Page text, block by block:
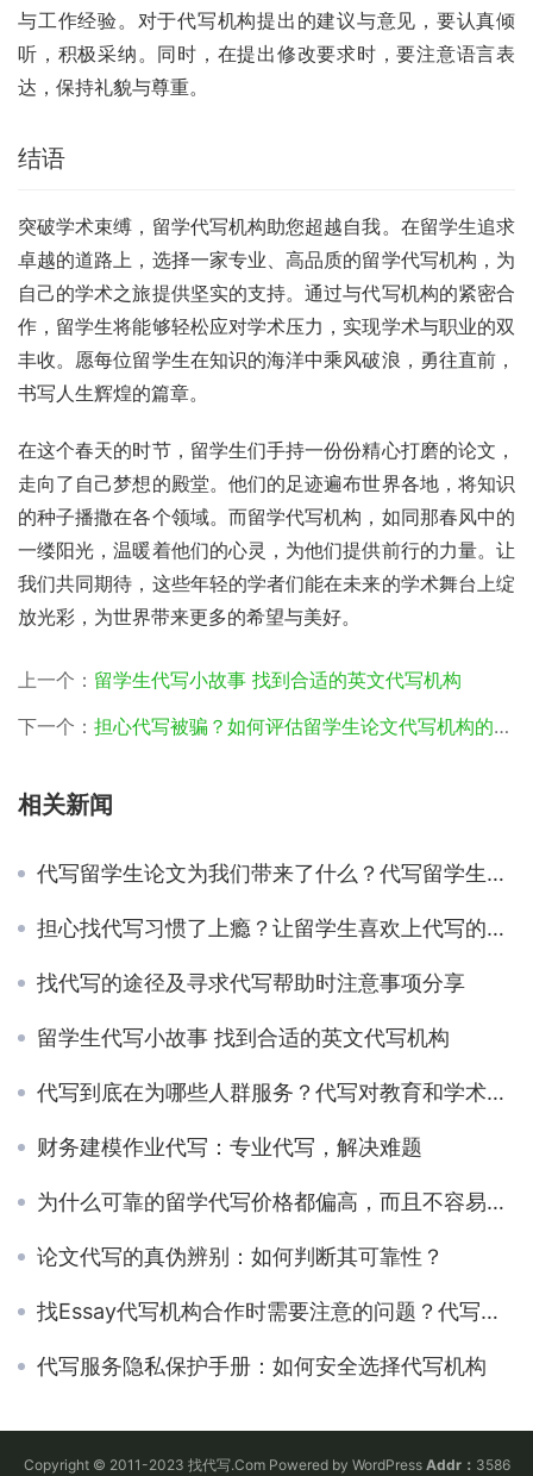
与工作经验。对于代写机构提出的建议与意见，要认真倾
听，积极采纳。同时，在提出修改要求时，要注意语言表
达，保持礼貌与尊重。
结语
突破学术束缚，留学代写机构助您超越自我。在留学生追求
卓越的道路上，选择一家专业、高品质的留学代写机构，为
自己的学术之旅提供坚实的支持。通过与代写机构的紧密合
作，留学生将能够轻松应对学术压力，实现学术与职业的双
丰收。愿每位留学生在知识的海洋中乘风破浪，勇往直前，
书写人生辉煌的篇章。
在这个春天的时节，留学生们手持一份份精心打磨的论文，
走向了自己梦想的殿堂。他们的足迹遍布世界各地，将知识
的种子播撒在各个领域。而留学代写机构，如同那春风中的
一缕阳光，温暖着他们的心灵，为他们提供前行的力量。让
我们共同期待，这些年轻的学者们能在未来的学术舞台上绽
放光彩，为世界带来更多的希望与美好。
上一个： 留学生代写小故事 找到合适的英文代写机构
下一个： 担心代写被骗？如何评估留学生论文代写机构的可靠性
相关新闻
代写留学生论文为我们带来了什么？代写留学生论文专业与否有哪些影响？
担心找代写习惯了上瘾？让留学生喜欢上代写的原因
找代写的途径及寻求代写帮助时注意事项分享
留学生代写小故事 找到合适的英文代写机构
代写到底在为哪些人群服务？代写对教育和学术的影响
财务建模作业代写：专业代写，解决难题
为什么可靠的留学代写价格都偏高，而且不容易还价？快来了解内幕！
论文代写的真伪辨别：如何判断其可靠性？
找Essay代写机构合作时需要注意的问题？代写机构一定能为我们完成作业吗？
代写服务隐私保护手册：如何安全选择代写机构
Copyright © 2011-2023 找代写.Com Powered by WordPress Addr： 3586